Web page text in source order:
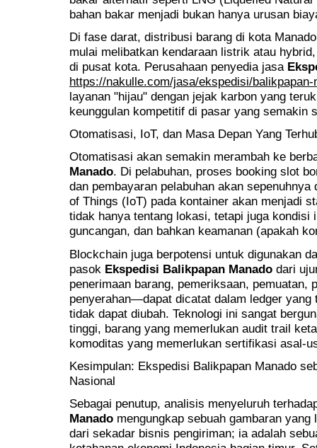
bahan bakar menjadi bukan hanya urusan
Di fase darat, distribusi barang di kota
mulai melibatkan kendaraan listrik atau
di pusat kota. Perusahaan penyedia jasa
https://nakulle.com/jasa/ekspedisi/balikpapan-
layanan "hijau" dengan jejak karbon yang
keunggulan kompetitif di pasar yang semakin
Otomatisasi, IoT, dan Masa Depan Yang
Otomatisasi akan semakin merambah ke
Manado. Di pelabuhan, proses booking slot
dan pembayaran pelabuhan akan
of Things (IoT) pada kontainer akan menjadi
tidak hanya tentang lokasi, tetapi juga kondisi
guncangan, dan bahkan keamanan (apakah
Blockchain juga berpotensi untuk digunakan
pasok Ekspedisi Balikpapan Manado dari
penerimaan barang, pemeriksaan, pemuatan,
penyerahan—dapat dicatat dalam ledger
tidak dapat diubah. Teknologi ini sangat
tinggi, barang yang memerlukan audit trail
komoditas yang memerlukan sertifikasi asal-
Kesimpulan: Ekspedisi Balikpapan Manado
Nasional
Sebagai penutup, analisis menyeluruh
Manado mengungkap sebuah gambaran
dari sekadar bisnis pengiriman; ia adalah